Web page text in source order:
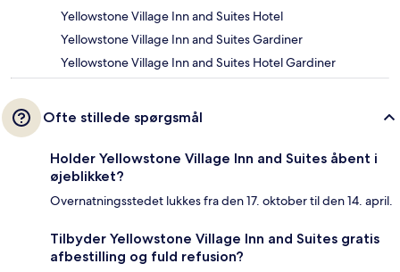
Yellowstone Village Inn and Suites Hotel
Yellowstone Village Inn and Suites Gardiner
Yellowstone Village Inn and Suites Hotel Gardiner
Ofte stillede spørgsmål
Holder Yellowstone Village Inn and Suites åbent i
øjeblikket?
Overnatningsstedet lukkes fra den 17. oktober til den 14. april.
Tilbyder Yellowstone Village Inn and Suites gratis
afbestilling og fuld refusion?